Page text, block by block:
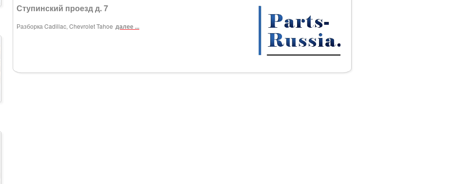
Ступинский проезд д. 7
Разборка Cadillac, Chevrolet Tahoe далее ...